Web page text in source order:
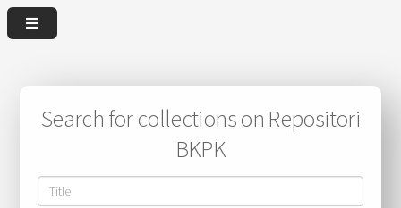
Search for collections on Repositori
BKPK